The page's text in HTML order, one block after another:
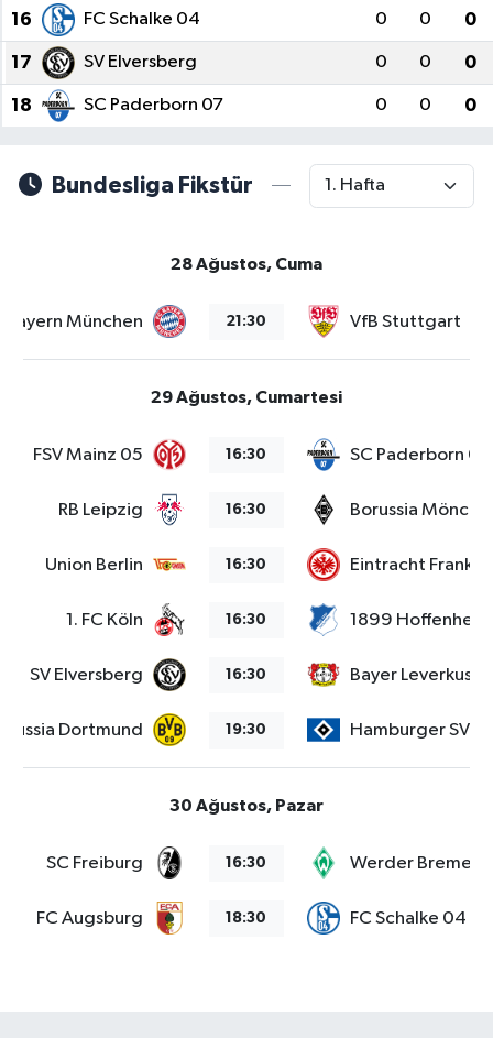
16 FC Schalke 04 0 0 0
17 SV Elversberg 0 0 0
18 SC Paderborn 07 0 0 0
Bundesliga Fikstür
28 Ağustos, Cuma
Bayern München 21:30 VfB Stuttgart
29 Ağustos, Cumartesi
FSV Mainz 05 16:30 SC Paderborn 07
RB Leipzig 16:30 Borussia
Union Berlin 16:30 Eintracht
1. FC Köln 16:30 1899 Hoffenheim
SV Elversberg 16:30 Bayer Leverkusen
Dortmund 19:30 Hamburger SV
30 Ağustos, Pazar
SC Freiburg 16:30 Werder Bremen
FC Augsburg 18:30 FC Schalke 04